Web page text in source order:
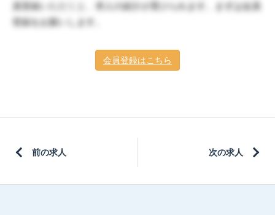
員登録いただくと、求人の紹介が受けられます。まずは会員
登録をお願いします。
会員登録はこちら
前の求人 次の求人